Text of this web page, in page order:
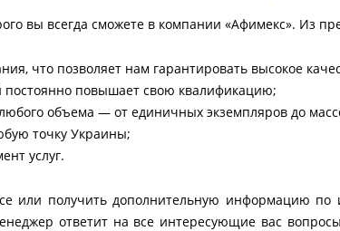
вы всегда сможете в компании «Афимекс».
что позволяет нам гарантировать высокое
постоянно повышает свою квалификацию;
объема — от единичных экземпляров до
точку Украины;
услуг.
или получить дополнительную информацию
ответит на все интересующие вас